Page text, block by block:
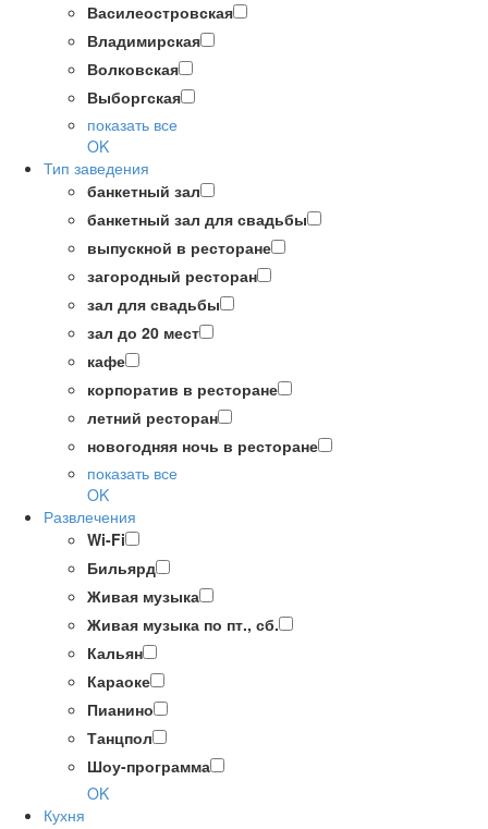
Василеостровская
Владимирская
Волковская
Выборгская
показать все
OK
Тип заведения
банкетный зал
банкетный зал для свадьбы
выпускной в ресторане
загородный ресторан
зал для свадьбы
зал до 20 мест
кафе
корпоратив в ресторане
летний ресторан
новогодняя ночь в ресторане
показать все
OK
Развлечения
Wi-Fi
Бильярд
Живая музыка
Живая музыка по пт., сб.
Кальян
Караоке
Пианино
Танцпол
Шоу-программа
OK
Кухня